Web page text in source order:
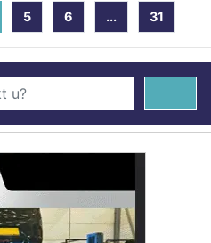
5 6 ... 31